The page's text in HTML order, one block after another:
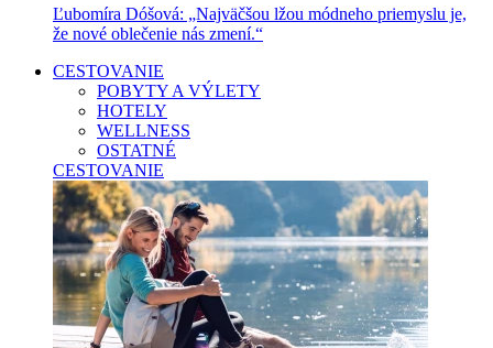
Ľubomíra Dóšová: „Najväčšou lžou módneho priemyslu je,
že nové oblečenie nás zmení.“
CESTOVANIE
POBYTY A VÝLETY
HOTELY
WELLNESS
OSTATNÉ
CESTOVANIE